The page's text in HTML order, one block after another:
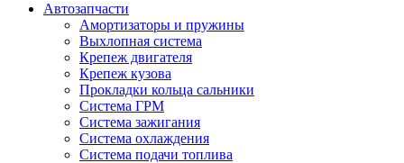
Автозапчасти
Амортизаторы и пружины
Выхлопная система
Крепеж двигателя
Крепеж кузова
Прокладки кольца сальники
Система ГРМ
Система зажигания
Система охлаждения
Система подачи топлива